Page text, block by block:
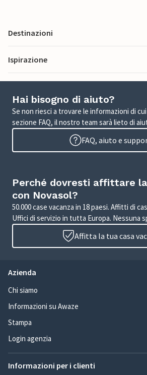
Destinazioni
Ispirazione
Hai bisogno di aiuto?
Se non riesci a trovare le informazioni di
sezione FAQ, il nostro team sarà lieto di
FAQ, aiuto e
Perché dovresti affittare
con Novasol?
50.000 case vacanza in 18 paesi. Affitti di
Uffici di servizio in tutta Europa. Nessuna
Affitta la tua casa
Azienda
Chi siamo
Informazioni su Awaze
Stampa
Login agenzia
Informazioni per i clienti